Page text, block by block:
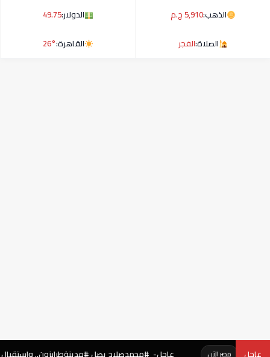
الذهب:5,910 ج.م الدولار:49.75
الصلاة:الفجر القاهرة:26°
عاجل
مصر الآن عاجل- #محمدصلاح يصل #مدينةطرابزون.. واستقبال أسطوري